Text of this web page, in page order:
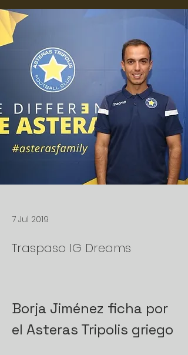
7 Jul 2019
Traspaso IG Dreams
Borja Jiménez ficha por
el Asteras Tripolis griego